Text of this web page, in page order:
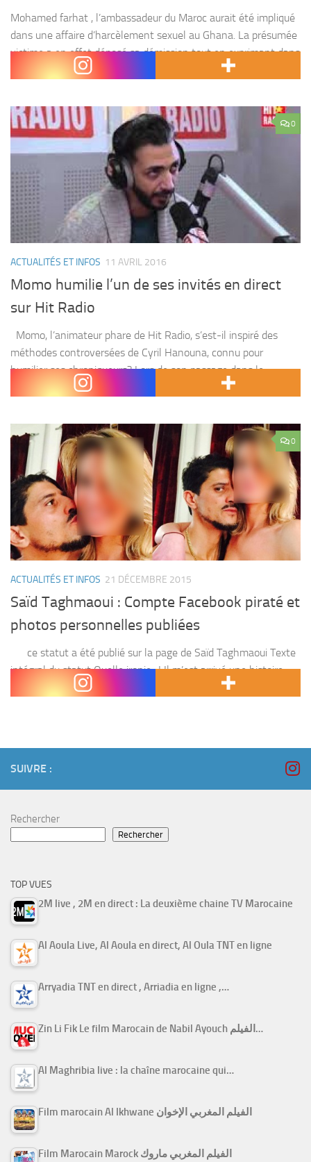
Mohamed farhat , l’ambassadeur du Maroc aurait été impliqué
dans une affaire d’harcèlement sexuel au Ghana. La présumée
victime a en effet déposé sa démission tout en exprimant dans
sa lettre avoir été harcelé...
0
ACTUALITÉS ET INFOS 11 AVRIL 2016
Momo humilie l’un de ses invités en direct
sur Hit Radio
Momo, l’animateur phare de Hit Radio, s’est-il inspiré des
méthodes controversées de Cyril Hanouna, connu pour
humilier ses chroniqueurs? Lors de son passage dans le
morning de la chaîne dédiée aux jeunes, mardi...
0
ACTUALITÉS ET INFOS 21 DÉCEMBRE 2015
Saïd Taghmaoui : Compte Facebook piraté et
photos personnelles publiées
ce statut a été publié sur la page de Saïd Taghmaoui Texte
intégral du statut Quelle ironie ..! Il m’est arrivé une histoire
incroyable je sortais avec cette jeune demoiselle quand j’ai...
SUIVRE :
Rechercher
Rechercher
TOP VUES
2M live , 2M en direct : La deuxième chaine TV Marocaine
Al Aoula Live, Al Aoula en direct, Al Oula TNT en ligne
Arryadia TNT en direct , Arriadia en ligne ,…
Zin Li Fik Le film Marocain de Nabil Ayouch الفيلم…
Al Maghribia live : la chaîne marocaine qui…
Film marocain Al Ikhwane الفيلم المغربي الإخوان
Film Marocain Marock الفيلم المغربي ماروك